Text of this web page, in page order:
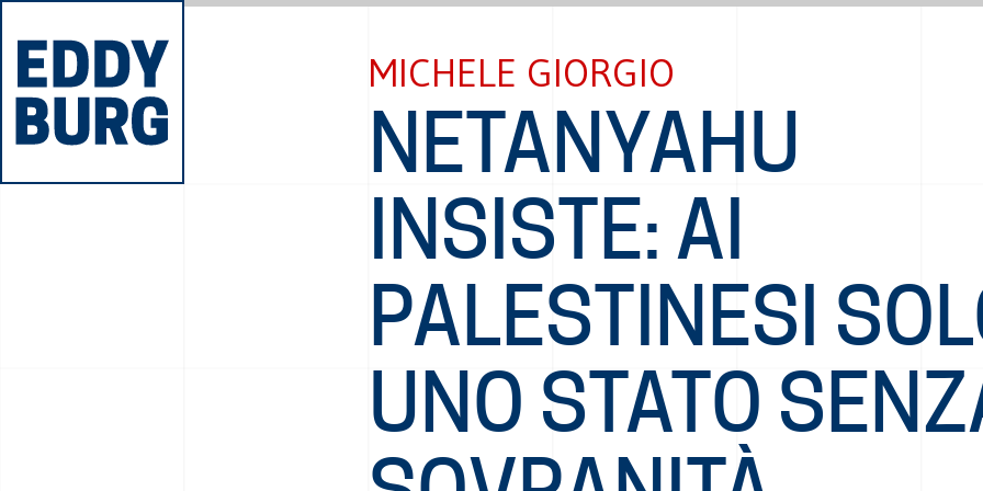
MICHELE GIORGIO
NETANYAHU
INSISTE: AI
PALESTINESI
UNO STATO